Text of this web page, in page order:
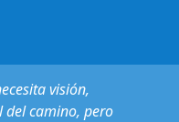
visión,
del camino, pero